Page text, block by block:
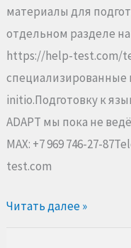
материалы для
отдельном разделе
https://help-test.com/
initio.Подготовку к
ADAPT мы пока не
MAX: +7 969 746-27-
test.com
Читать далее »